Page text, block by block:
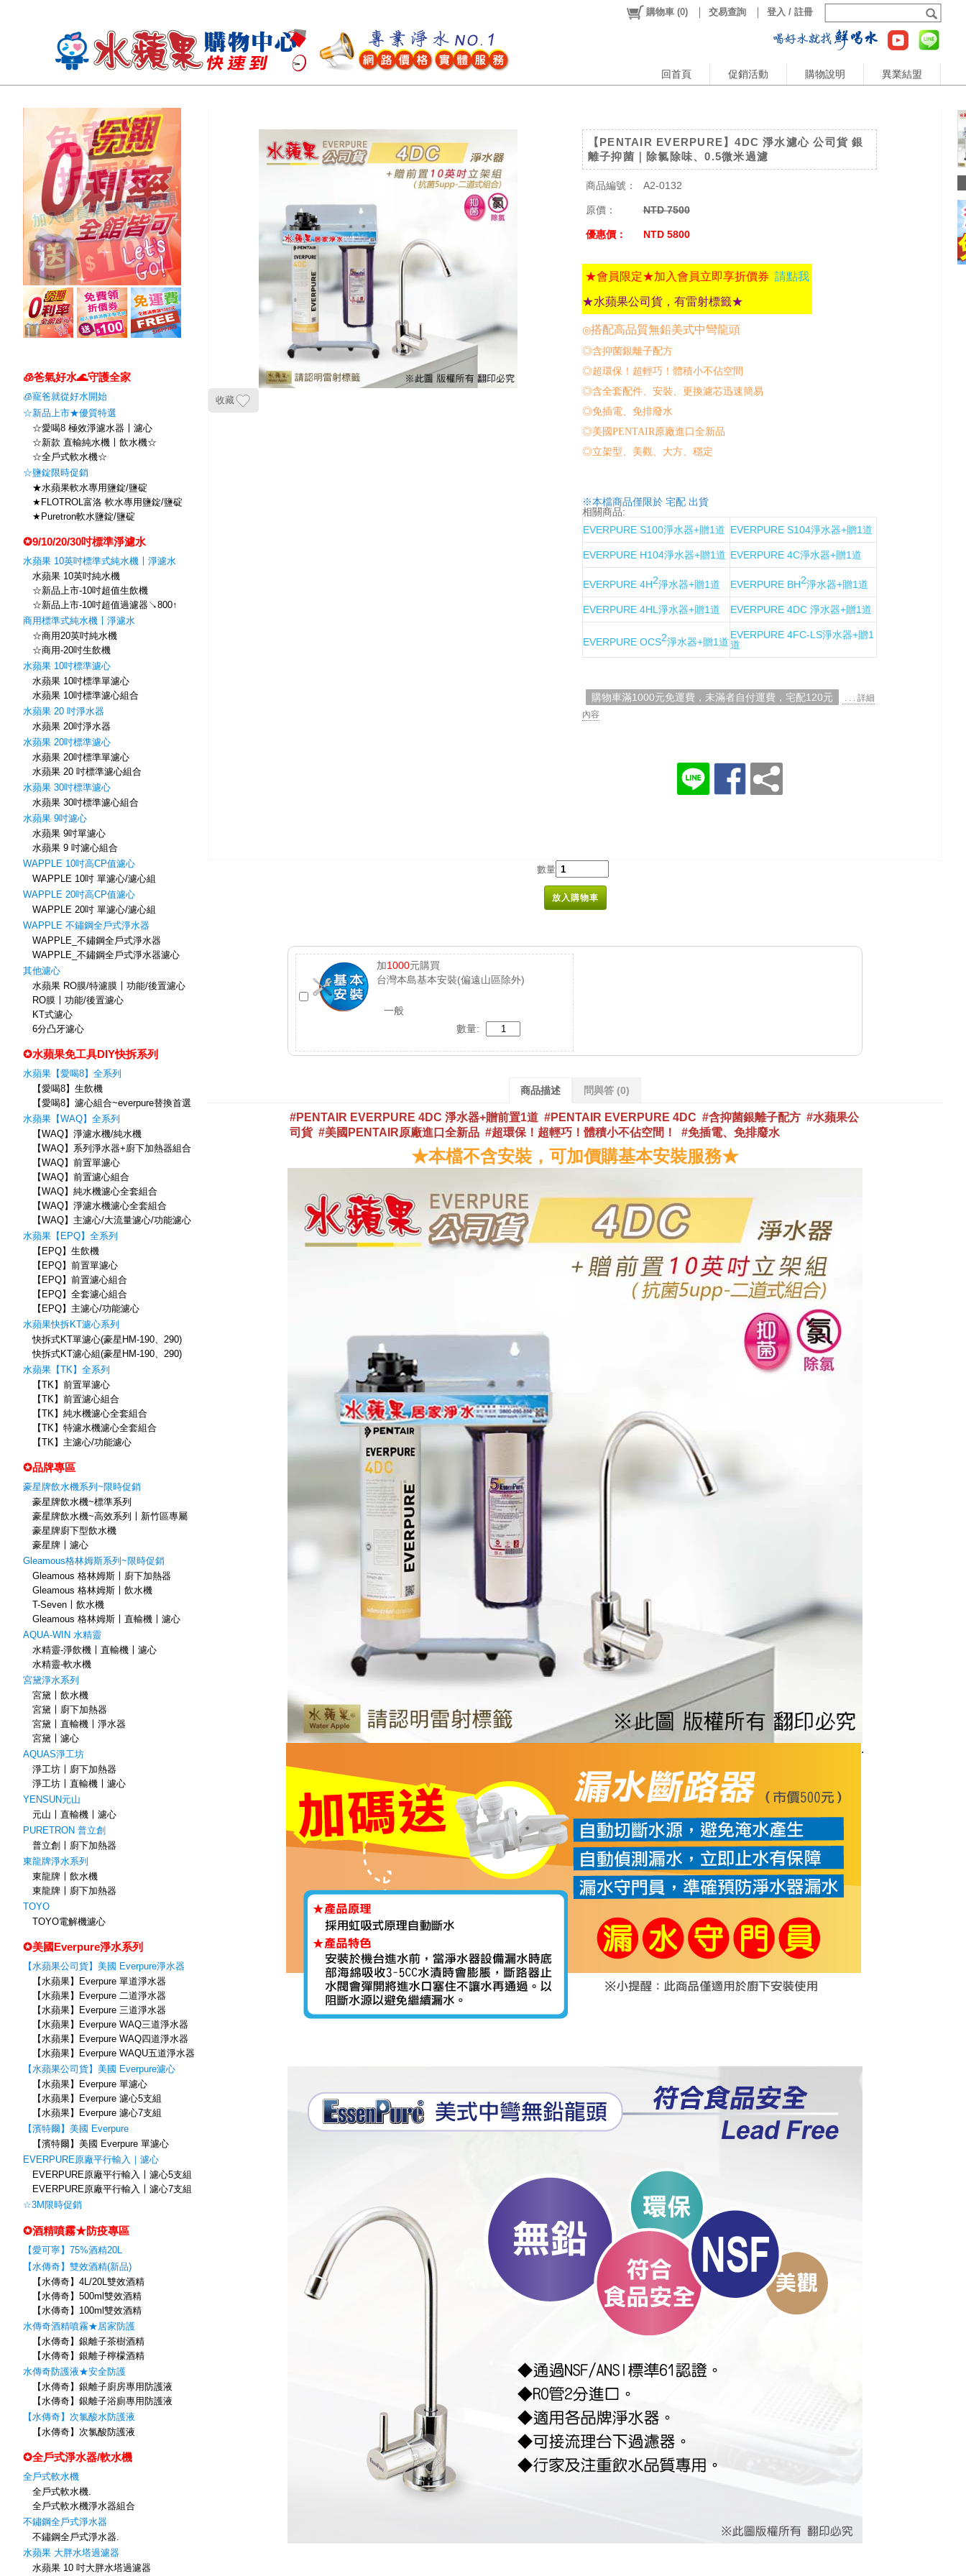
回首頁 促銷活動 購物說明 異業結盟
購物車 (0) 交易查詢 登入 / 註冊
🧊爸氣好水🌊守護全家
🧊寵爸就從好水開始
☆新品上市★優質特選
☆愛喝8 極效淨濾水器〡濾心
☆新款 直輸純水機〡飲水機☆
☆全戶式軟水機☆
☆鹽錠限時促銷
★水蘋果軟水專用鹽錠/鹽碇
★FLOTROL富洛 軟水專用鹽錠/鹽碇
★Puretron軟水鹽錠/鹽碇
✪9/10/20/30吋標準淨濾水
水蘋果 10英吋標準式純水機〡淨濾水
水蘋果 10英吋純水機
☆新品上市-10吋超值生飲機
☆新品上市-10吋超值過濾器↘800↑
商用標準式純水機〡淨濾水
☆商用20英吋純水機
☆商用-20吋生飲機
水蘋果 10吋標準濾心
水蘋果 10吋標準單濾心
水蘋果 10吋標準濾心組合
水蘋果 20 吋淨水器
水蘋果 20吋淨水器
水蘋果 20吋標準濾心
水蘋果 20吋標準單濾心
水蘋果 20 吋標準濾心組合
水蘋果 30吋標準濾心
水蘋果 30吋標準濾心組合
水蘋果 9吋濾心
水蘋果 9吋單濾心
水蘋果 9 吋濾心組合
WAPPLE 10吋高CP值濾心
WAPPLE 10吋 單濾心/濾心組
WAPPLE 20吋高CP值濾心
WAPPLE 20吋 單濾心/濾心組
WAPPLE 不鏽鋼全戶式淨水器
WAPPLE_不鏽鋼全戶式淨水器
WAPPLE_不鏽鋼全戶式淨水器濾心
其他濾心
水蘋果 RO膜/特濾膜〡功能/後置濾心
RO膜〡功能/後置濾心
KT式濾心
6分凸牙濾心
✪水蘋果免工具DIY快拆系列
水蘋果【愛喝8】全系列
【愛喝8】生飲機
【愛喝8】濾心組合~everpure替換首選
水蘋果【WAQ】全系列
【WAQ】淨濾水機/純水機
【WAQ】系列淨水器+廚下加熱器組合
【WAQ】前置單濾心
【WAQ】前置濾心組合
【WAQ】純水機濾心全套組合
【WAQ】淨濾水機濾心全套組合
【WAQ】主濾心/大流量濾心/功能濾心
水蘋果【EPQ】全系列
【EPQ】生飲機
【EPQ】前置單濾心
【EPQ】前置濾心組合
【EPQ】全套濾心組合
【EPQ】主濾心/功能濾心
水蘋果快拆KT濾心系列
快拆式KT單濾心(豪星HM-190、290)
快拆式KT濾心組(豪星HM-190、290)
水蘋果【TK】全系列
【TK】前置單濾心
【TK】前置濾心組合
【TK】純水機濾心全套組合
【TK】特濾水機濾心全套組合
【TK】主濾心/功能濾心
✪品牌專區
豪星牌飲水機系列~限時促銷
豪星牌飲水機~標準系列
豪星牌飲水機~高效系列〡新竹區專屬
豪星牌廚下型飲水機
豪星牌〡濾心
Gleamous格林姆斯系列~限時促銷
Gleamous 格林姆斯〡廚下加熱器
Gleamous 格林姆斯〡飲水機
T-Seven〡飲水機
Gleamous 格林姆斯〡直輸機〡濾心
AQUA-WIN 水精靈
水精靈-淨飲機〡直輸機〡濾心
水精靈-軟水機
宮黛淨水系列
宮黛〡飲水機
宮黛〡廚下加熱器
宮黛〡直輸機〡淨水器
宮黛〡濾心
AQUAS淨工坊
淨工坊〡廚下加熱器
淨工坊〡直輸機〡濾心
YENSUN元山
元山〡直輸機〡濾心
PURETRON 普立創
普立創〡廚下加熱器
東龍牌淨水系列
東龍牌〡飲水機
東龍牌〡廚下加熱器
TOYO
TOYO電解機濾心
✪美國Everpure淨水系列
【水蘋果公司貨】美國 Everpure淨水器
【水蘋果】Everpure 單道淨水器
【水蘋果】Everpure 二道淨水器
【水蘋果】Everpure 三道淨水器
【水蘋果】Everpure WAQ三道淨水器
【水蘋果】Everpure WAQ四道淨水器
【水蘋果】Everpure WAQU五道淨水器
【水蘋果公司貨】美國 Everpure濾心
【水蘋果】Everpure 單濾心
【水蘋果】Everpure 濾心5支組
【水蘋果】Everpure 濾心7支組
【濱特爾】美國 Everpure
【濱特爾】美國 Everpure 單濾心
EVERPURE原廠平行輸入｜濾心
EVERPURE原廠平行輸入〡濾心5支組
EVERPURE原廠平行輸入〡濾心7支組
☆3M限時促銷
✪酒精噴霧★防疫專區
【愛可寧】75%酒精20L
【水傳奇】雙效酒精(新品)
【水傳奇】4L/20L雙效酒精
【水傳奇】500ml雙效酒精
【水傳奇】100ml雙效酒精
水傳奇酒精噴霧★居家防護
【水傳奇】銀離子茶樹酒精
【水傳奇】銀離子檸檬酒精
水傳奇防護液★安全防護
【水傳奇】銀離子廚房專用防護液
【水傳奇】銀離子浴廁專用防護液
【水傳奇】次氯酸水防護液
【水傳奇】次氯酸防護液
✪全戶式淨水器/軟水機
全戶式軟水機
全戶式軟水機.
全戶式軟水機淨水器組合
不鏽鋼全戶式淨水器
不鏽鋼全戶式淨水器.
水蘋果 大胖水塔過濾器
水蘋果 10 吋大胖水塔過濾器
收藏
【PENTAIR EVERPURE】4DC 淨水濾心 公司貨 銀
離子抑菌｜除氯除味、0.5微米過濾
商品編號： A2-0132
原價： NTD 7500
優惠價： NTD 5800
★會員限定★加入會員立即享折價券 請點我
★水蘋果公司貨，有雷射標籤★
◎搭配高品質無鉛美式中彎龍頭
◎含抑菌銀離子配方
◎超環保！超輕巧！體積小不佔空間
◎含全套配件、安裝、更換濾芯迅速簡易
◎免插電、免排廢水
◎美國PENTAIR原廠進口全新品
◎立架型、美觀、大方、穩定
※本檔商品僅限於 宅配 出貨
相關商品:
EVERPURE S100淨水器+贈1道 EVERPURE S104淨水器+贈1道
EVERPURE H104淨水器+贈1道 EVERPURE 4C淨水器+贈1道
EVERPURE 4H2淨水器+贈1道 EVERPURE BH2淨水器+贈1道
EVERPURE 4HL淨水器+贈1道 EVERPURE 4DC 淨水器+贈1道
EVERPURE OCS2淨水器+贈1道
EVERPURE 4FC-LS淨水器+贈1
道
購物車滿1000元免運費，未滿者自付運費，宅配120元
. . . 詳細
內容
數量
放入購物車
加1000元購買
台灣本島基本安裝(偏遠山區除外)
一般
數量:
商品描述 問與答 (0)